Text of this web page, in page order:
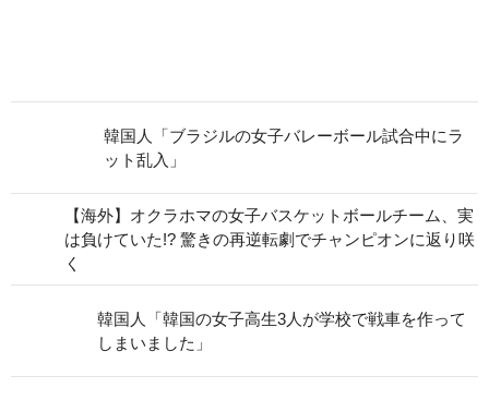
韓国人「ブラジルの女子バレーボール試合中にラ
ット乱入」
【海外】オクラホマの女子バスケットボールチーム、実
は負けていた!? 驚きの再逆転劇でチャンピオンに返り咲
く
韓国人「韓国の女子高生3人が学校で戦車を作って
しまいました」